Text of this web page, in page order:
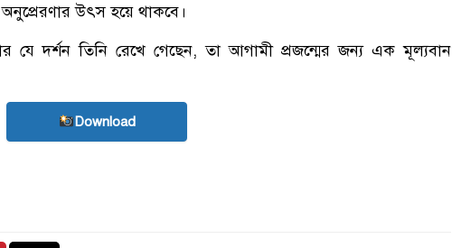
উৎস হয়ে থাকবে।
যে দর্শন তিনি রেখে গেছেন, তা আগামী প্রজন্মের জন্য এক মূল্যবান
Download